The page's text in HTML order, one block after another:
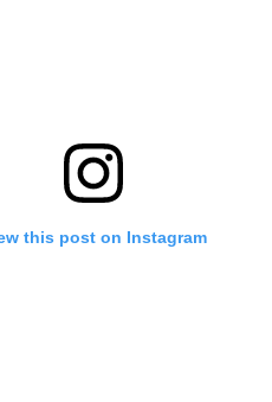
this post on Instagram